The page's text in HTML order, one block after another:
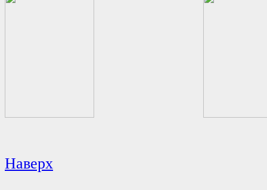
Наверх